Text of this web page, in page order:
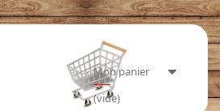
Mon panier
(vide)